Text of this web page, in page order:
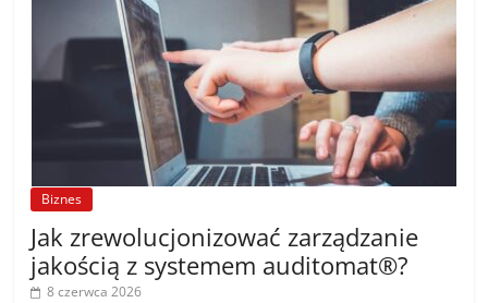
Biznes
Jak zrewolucjonizować zarządzanie
jakością z systemem auditomat®?
8 czerwca 2026